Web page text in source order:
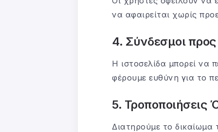
να αφαιρείται χωρίς
4. Σύνδεσμοι προς
Η ιστοσελίδα μπορεί να
φέρουμε ευθύνη για το
5. Τροποποιήσεις
Διατηρούμε το